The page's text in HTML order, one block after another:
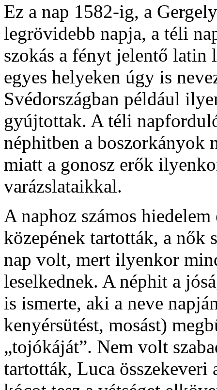
Ez a nap 1582-ig, a
legrövidebb napja, a téli
szokás a fényt jelentő latin
egyes helyeken úgy is
Svédországban például
gyújtottak. A téli
néphitben a boszorkányok
miatt a gonosz erők
varázslataikkal.
A naphoz számos
közepének tartották, a nők
nap volt, mert ilyenkor
leselkednek. A néphit a
is ismerte, aki a neve
kenyérsütést, mosást)
„tojókáját”. Nem volt
tartották, Luca összekeveri